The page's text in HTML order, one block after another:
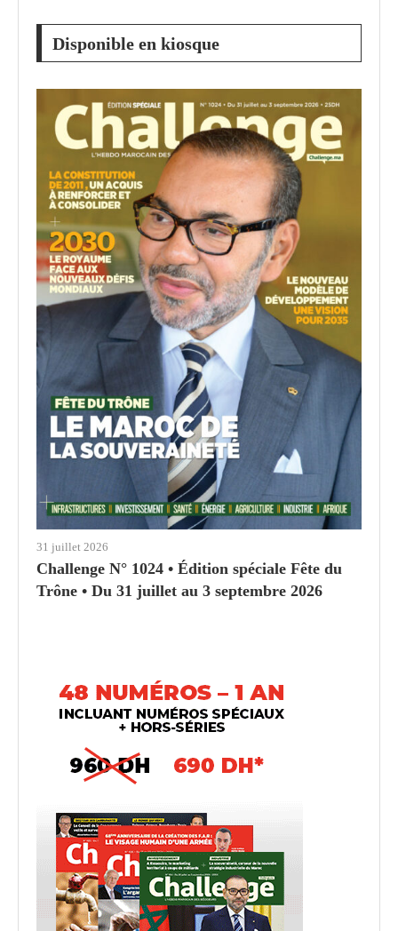
Disponible en kiosque
31 juillet 2026
Challenge N° 1024 • Édition spéciale Fête du
Trône • Du 31 juillet au 3 septembre 2026